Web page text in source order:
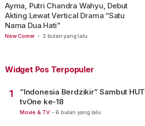
New Comer - 2 bulan yang lalu
Ayma, Putri Chandra Wahyu, Debut
Akting Lewat Vertical Drama “Satu
Nama Dua Hati”
Widget Pos Terpopuler
1
“Indonesia Berdzikir” Sambut HUT
tvOne ke-18
Movie & TV - 6 bulan yang lalu